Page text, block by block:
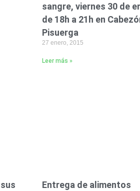
sangre, viernes 30 de
de 18h a 21h en
Pisuerga
27 enero, 2015
Leer más »
Entrega de alimentos